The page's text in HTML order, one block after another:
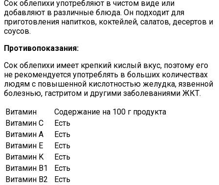
Сок облепихи употребляют в чистом виде или
добавляют в различные блюда. Он подходит для
приготовления напитков, коктейлей, салатов, десертов и
соусов.
Противопоказания:
Сок облепихи имеет крепкий кислый вкус, поэтому его
не рекомендуется употреблять в больших количествах
людям с повышенной кислотностью желудка, язвенной
болезнью, гастритом и другими заболеваниями ЖКТ.
Витамин
Содержание на 100 г продукта
Витамин C
Есть
Витамин A
Есть
Витамин E
Есть
Витамин K
Есть
Витамин B1
Есть
Витамин B2
Есть